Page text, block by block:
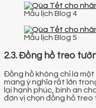
Mẫu lịch Blog 4
Mẫu lịch Blog 5
2.3. Đồng hồ treo
Đồng hồ không chỉ là
mang ý nghĩa rất lớn
lại hạnh phúc, bình an
đơn vị chọn đồng hồ treo